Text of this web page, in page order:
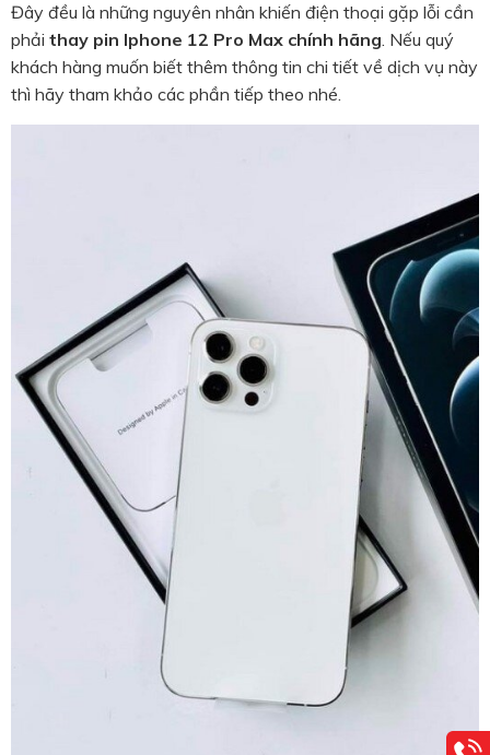
Đây đều là những nguyên nhân khiến điện thoại gặp lỗi cần
phải thay pin Iphone 12 Pro Max chính hãng. Nếu quý
khách hàng muốn biết thêm thông tin chi tiết về dịch vụ này
thì hãy tham khảo các phần tiếp theo nhé.